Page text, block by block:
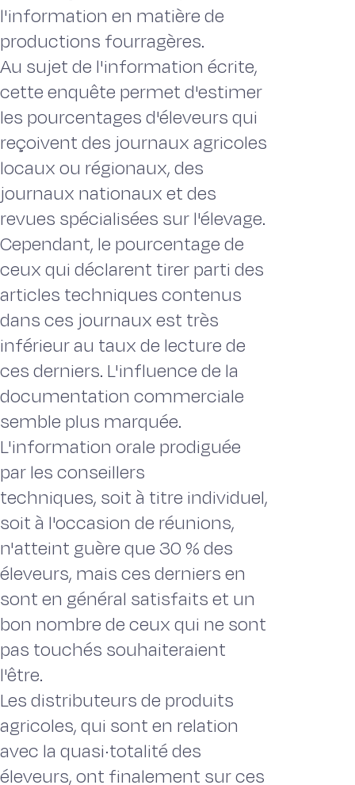
l'information en matière de
productions fourragères.
Au sujet de l'information écrite,
cette enquête permet d'estimer
les pourcentages d'éleveurs qui
reçoivent des journaux agricoles
locaux ou régionaux, des
journaux nationaux et des
revues spécialisées sur l'élevage.
Cependant, le pourcentage de
ceux qui déclarent tirer parti des
articles techniques contenus
dans ces journaux est très
inférieur au taux de lecture de
ces derniers. L'influence de la
documentation commerciale
semble plus marquée.
L'information orale prodiguée
par les conseillers
techniques, soit à titre individuel,
soit à l'occasion de réunions,
n'atteint guère que 30 % des
éleveurs, mais ces derniers en
sont en général satisfaits et un
bon nombre de ceux qui ne sont
pas touchés souhaiteraient
l'être.
Les distributeurs de produits
agricoles, qui sont en relation
avec la quasi·totalité des
éleveurs, ont finalement sur ces